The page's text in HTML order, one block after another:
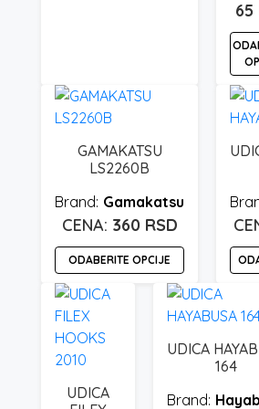
izabrane
na
proizvoda.
65
više
biti
GAMAKATSU
LS2260B
Gamakatsu
360 RSD
ODABERITE OPCIJE
Ovaj
proizvod
ima
više
Opcije
više
UDICA
UDICA
164